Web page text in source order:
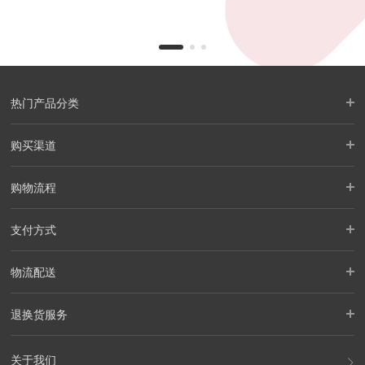
热门产品分类
购买渠道
购物流程
支付方式
物流配送
退换货服务
关于我们